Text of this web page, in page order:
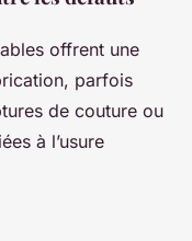
offrent une
parfois
de couture ou
à l’usure